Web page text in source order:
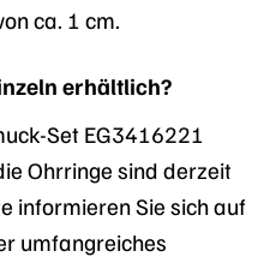
ca. 1 cm.
erhältlich?
Set EG3416221
Ohrringe sind derzeit
informieren Sie sich auf
umfangreiches